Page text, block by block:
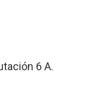
6 A.